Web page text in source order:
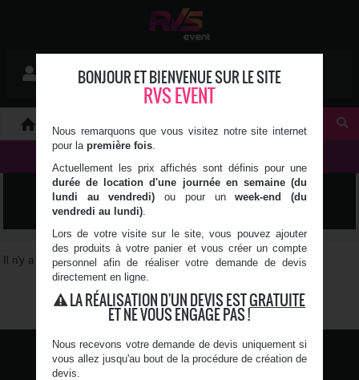
Se connecter
0 article(s)
TRIPLETTE
Il n'y a pas de produit correspondant à vos critères
1
BONJOUR ET BIENVENUE SUR LE SITE
RVS EVENT
Nous remarquons que vous visitez notre site internet
pour la première fois.
Actuellement les prix affichés sont définis pour une
durée de location d'une journée en semaine (du
lundi au vendredi) ou pour unweek-end (du
vendredi au lundi).
Lors de votre visite sur le site, vous pouvez ajouter
des produits à votre panier et vous créer un compte
personnel afin de réaliser votre demande de devis
directement en ligne.
LA RÉALISATION D'UN DEVIS ESTGRATUITE
ET NE VOUS ENGAGE PAS !
Nous recevons votre demande de devis uniquement si
vous allez jusqu'au bout de la procédure de création de
devis.